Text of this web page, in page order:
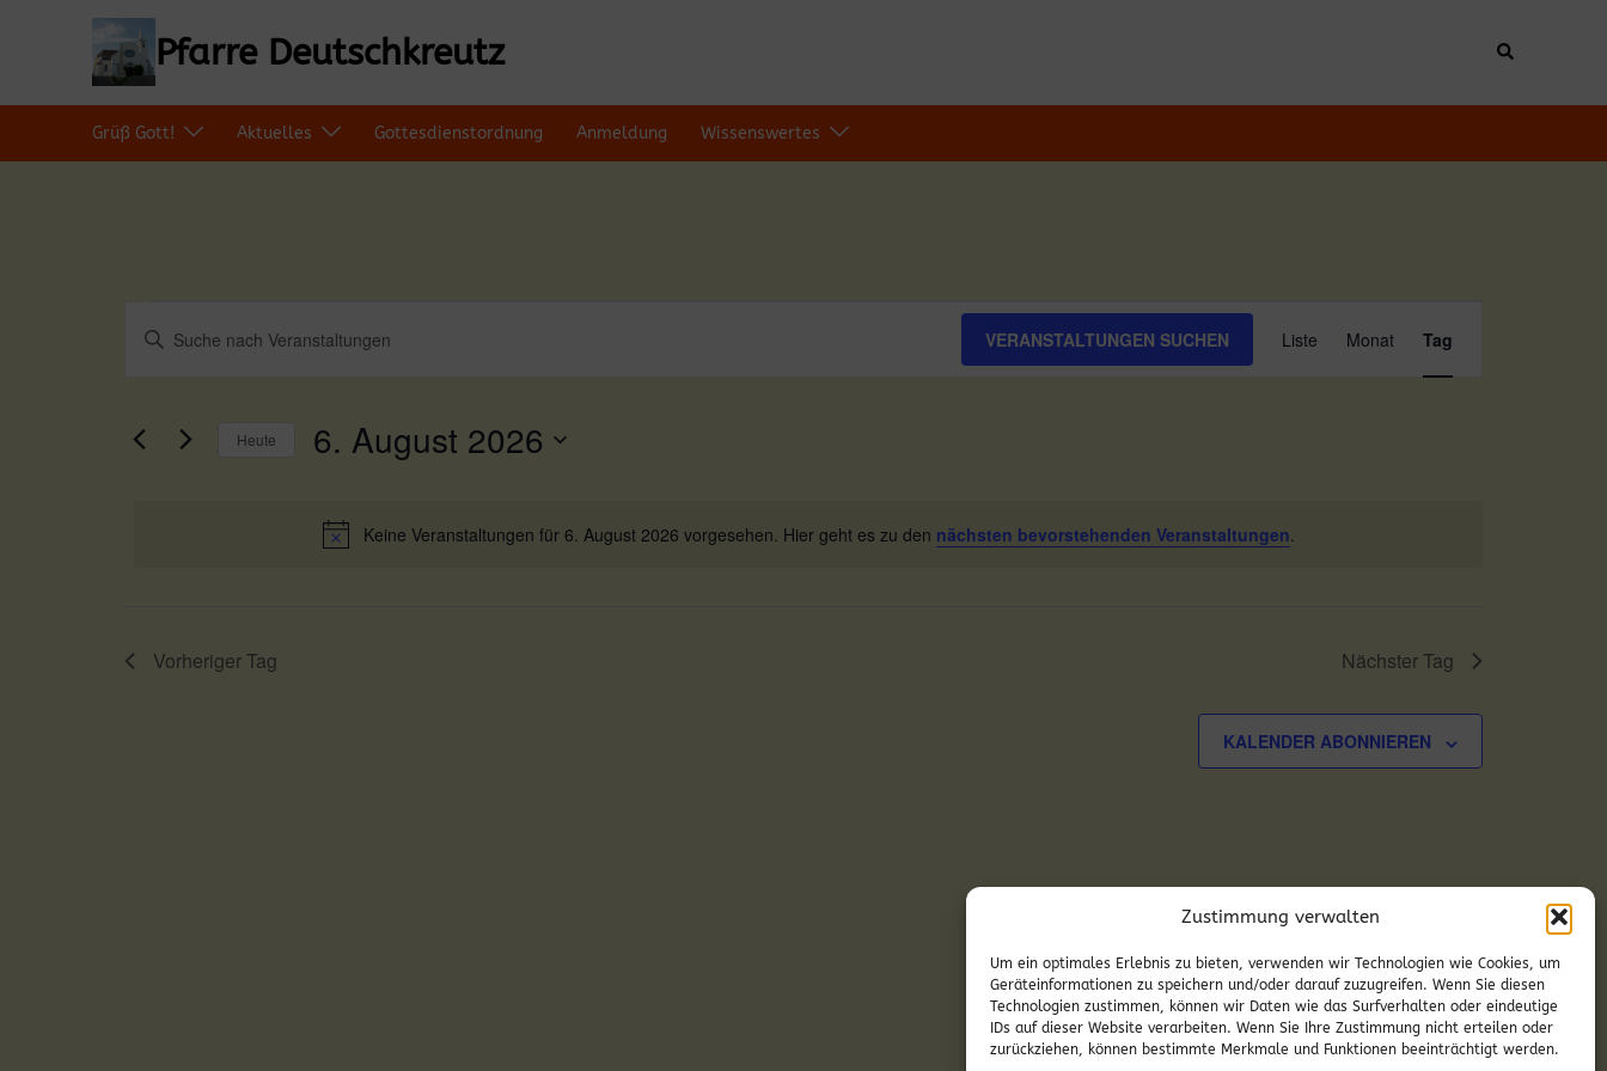
Zustimmung verwalten
Um ein optimales Erlebnis zu bieten, verwenden wir Technologien wie Cookies, um
Geräteinformationen zu speichern und/oder darauf zuzugreifen. Wenn Sie diesen
Technologien zustimmen, können wir Daten wie das Surfverhalten oder eindeutige
IDs auf dieser Website verarbeiten. Wenn Sie Ihre Zustimmung nicht erteilen oder
zurückziehen, können bestimmte Merkmale und Funktionen beeinträchtigt werden.
Pfarre Deutschkreutz Suche
Grüß Gott! Aktuelles Gottesdienstordnung Anmeldung Wissenswertes
Veranstaltungen
6.
Hinweis
Keine Veranstaltungen für 6. August 2026 vorgesehen. Hier geht es zu den nächsten bevorstehenden Veranstaltungen.
Veranstaltungen
Suche
Ansichten,
Bitte
Schlüsselwort
Veranstaltungen
Schlüsselwort.
VERANSTALTUNGEN SUCHEN
Ansichten-
Navigation
Liste Monat Tag
Heute 6. August 2026
Vorheriger Tag Nächster Tag
KALENDER ABONNIEREN